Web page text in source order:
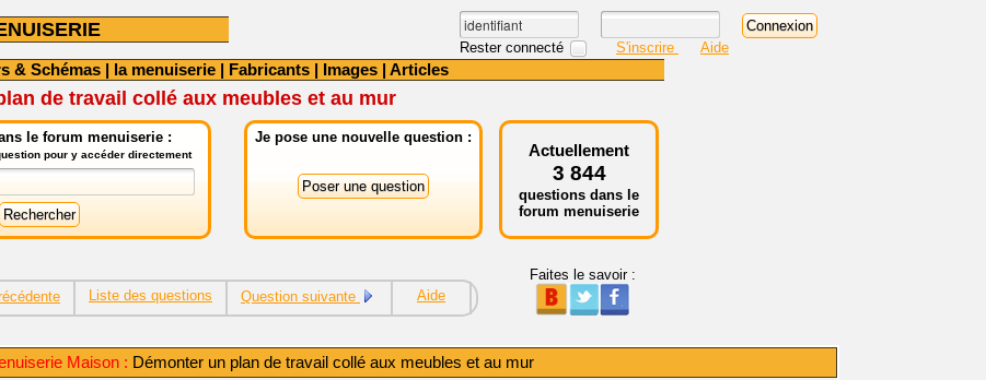
Rester connecté S'inscrire Aide
& Schémas | la menuiserie | Fabricants | Images | Articles
de travail collé aux meubles et au mur
le forum menuiserie :
pour y accéder directement
Je pose une nouvelle question :
Actuellement
3 844
questions dans le
forum menuiserie
Liste des questions Question suivante Aide
Faites le savoir :
Maison : Démonter un plan de travail collé aux meubles et au mur